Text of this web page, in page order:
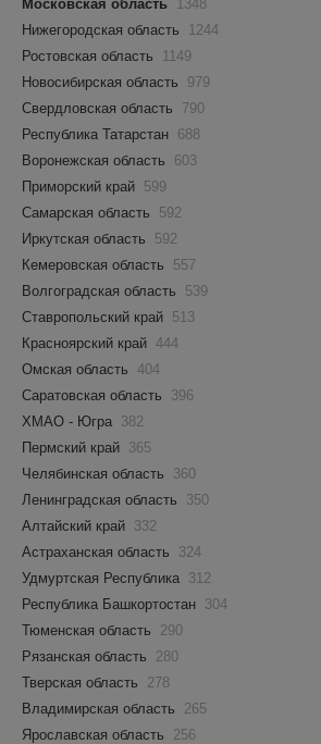
Московская область
1348
Нижегородская область
1244
Ростовская область
1149
Новосибирская область
979
Свердловская область
790
Республика Татарстан 688
Воронежская область
603
Приморский край 599
Самарская область
592
Иркутская область
592
Кемеровская область
557
Волгоградская область
539
Ставропольский край 513
Красноярский край 444
Омская область 404
Саратовская область
396
ХМАО - Югра 382
Пермский край 365
Челябинская область
360
Ленинградская область
350
Алтайский край 332
Астраханская область
324
Удмуртская Республика 312
Республика Башкортостан 304
Тюменская область
290
Рязанская область
280
Тверская область
278
Владимирская область
265
Ярославская область
256